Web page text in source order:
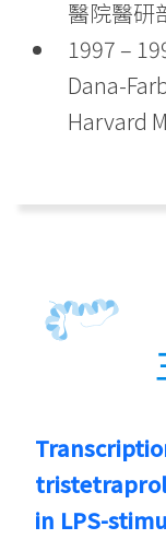
醫院醫研
1997 –
Dana-
Harvard
in LPS-